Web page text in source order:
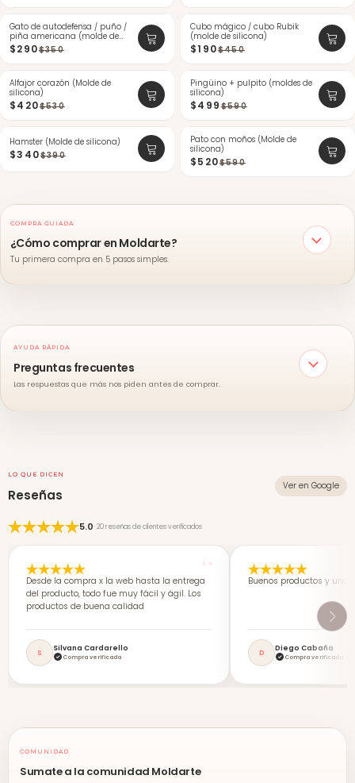
-17%
Gato de autodefensa / puño /
piña americana (molde de
sil...
$290$350
-57%
ÚLTIMAS
Cubo mágico / cubo Rubik
(molde de silicona)
$190$450
-20%
Alfajor corazón (Molde de
silicona)
$420$530
-15%
Pingüino + pulpito (moldes de
silicona)
$499$590
-12%
Hamster (Molde de silicona)
$340$390
-11%
Pato con moños (Molde de
silicona)
$520$590
COMPRA GUIADA
¿Cómo comprar en Moldarte?
Tu primera compra en 5 pasos simples.
AYUDA RÁPIDA
Preguntas frecuentes
Las respuestas que más nos piden antes de comprar.
LO QUE DICEN
Reseñas
Ver en Google
5.0· 20 reseñas de clientes verificados
Desde la compra x la web hasta la entrega
del producto, todo fue muy fácil y ágil. Los
productos de buena calidad
S Silvana Cardarello
Compra verificada
Buenos productos y una
D Diego Cabaña
Compra verificada
COMUNIDAD
Sumate a la comunidad Moldarte